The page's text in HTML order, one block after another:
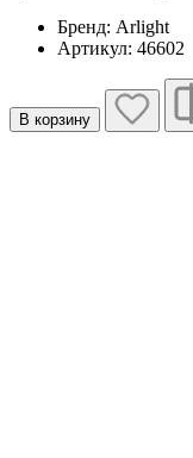
Бренд: Arlight
Артикул: 46602
В корзину